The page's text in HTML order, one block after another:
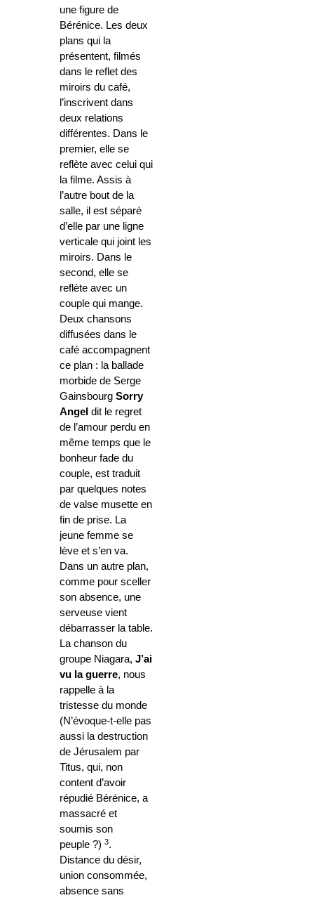
une figure de
Bérénice. Les deux
plans qui la
présentent, filmés
dans le reflet des
miroirs du café,
l’inscrivent dans
deux relations
différentes. Dans le
premier, elle se
reflète avec celui qui
la filme. Assis à
l’autre bout de la
salle, il est séparé
d’elle par une ligne
verticale qui joint les
miroirs. Dans le
second, elle se
reflète avec un
couple qui mange.
Deux chansons
diffusées dans le
café accompagnent
ce plan : la ballade
morbide de Serge
Gainsbourg Sorry
Angel dit le regret
de l’amour perdu en
même temps que le
bonheur fade du
couple, est traduit
par quelques notes
de valse musette en
fin de prise. La
jeune femme se
lève et s’en va.
Dans un autre plan,
comme pour sceller
son absence, une
serveuse vient
débarrasser la table.
La chanson du
groupe Niagara, J’ai
vu la guerre, nous
rappelle à la
tristesse du monde
(N’évoque-t-elle pas
aussi la destruction
de Jérusalem par
Titus, qui, non
content d’avoir
répudié Bérénice, a
massacré et
soumis son
peuple ?) 3.
Distance du désir,
union consommée,
absence sans